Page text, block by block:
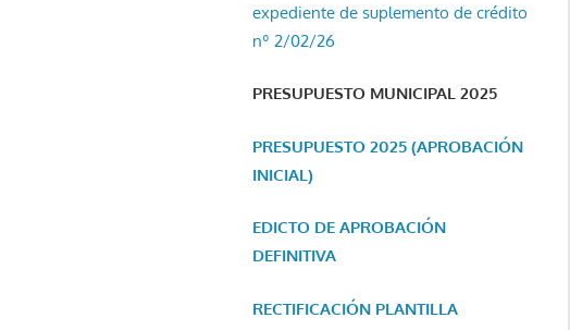
expediente de suplemento de crédito
nº 2/02/26
PRESUPUESTO MUNICIPAL 2025
PRESUPUESTO 2025 (APROBACIÓN
INICIAL)
EDICTO DE APROBACIÓN
DEFINITIVA
RECTIFICACIÓN PLANTILLA